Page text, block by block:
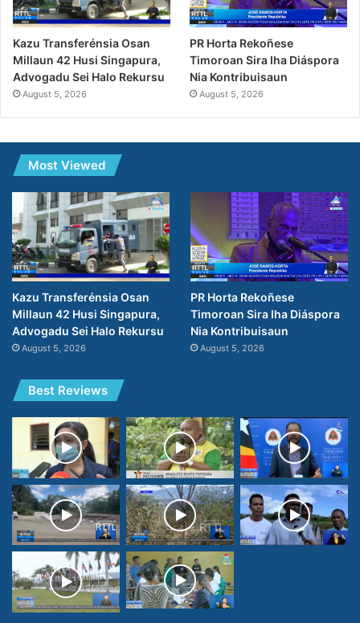
Kazu Transferénsia Osan
Millaun 42 Husi Singapura,
Advogadu Sei Halo Rekursu
August 5, 2026
PR Horta Rekoñese
Timoroan Sira Iha Diáspora
Nia Kontribuisaun
August 5, 2026
Most Viewed
Kazu Transferénsia Osan
Millaun 42 Husi Singapura,
Advogadu Sei Halo Rekursu
August 5, 2026
PR Horta Rekoñese
Timoroan Sira Iha Diáspora
Nia Kontribuisaun
August 5, 2026
Best Reviews